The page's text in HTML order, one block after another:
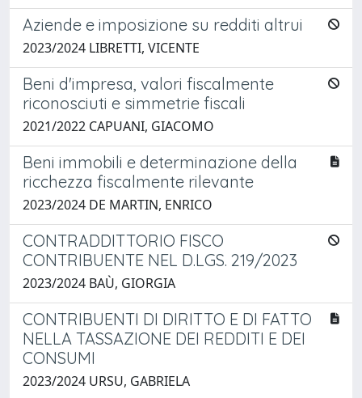
Aziende e imposizione su redditi altrui
2023/2024 LIBRETTI, VICENTE
Beni d'impresa, valori fiscalmente
riconosciuti e simmetrie fiscali
2021/2022 CAPUANI, GIACOMO
Beni immobili e determinazione della
ricchezza fiscalmente rilevante
2023/2024 DE MARTIN, ENRICO
CONTRADDITTORIO FISCO
CONTRIBUENTE NEL D.LGS. 219/2023
2023/2024 BAÙ, GIORGIA
CONTRIBUENTI DI DIRITTO E DI FATTO
NELLA TASSAZIONE DEI REDDITI E DEI
CONSUMI
2023/2024 URSU, GABRIELA